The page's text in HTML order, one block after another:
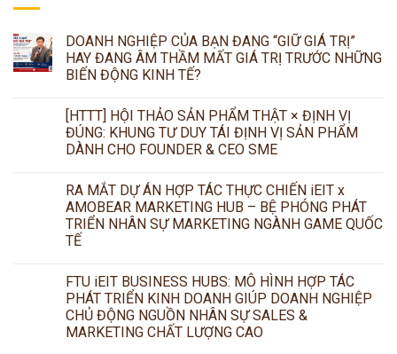
DOANH NGHIỆP CỦA BẠN ĐANG “GIỮ GIÁ TRỊ”
HAY ĐANG ÂM THẦM MẤT GIÁ TRỊ TRƯỚC NHỮNG
BIẾN ĐỘNG KINH TẾ?
[HTTT] HỘI THẢO SẢN PHẨM THẬT × ĐỊNH VỊ
ĐÚNG: KHUNG TƯ DUY TÁI ĐỊNH VỊ SẢN PHẨM
DÀNH CHO FOUNDER & CEO SME
RA MẮT DỰ ÁN HỢP TÁC THỰC CHIẾN iEIT x
AMOBEAR MARKETING HUB – BỆ PHÓNG PHÁT
TRIỂN NHÂN SỰ MARKETING NGÀNH GAME QUỐC
TẾ
FTU iEIT BUSINESS HUBS: MÔ HÌNH HỢP TÁC
PHÁT TRIỂN KINH DOANH GIÚP DOANH NGHIỆP
CHỦ ĐỘNG NGUỒN NHÂN SỰ SALES &
MARKETING CHẤT LƯỢNG CAO